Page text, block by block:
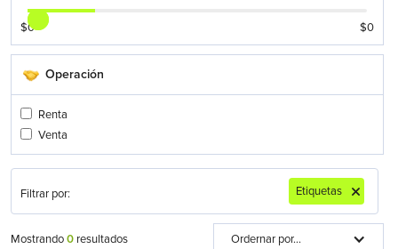
$0 $0
Operación
Renta
Venta
Filtrar por: Etiquetas
Mostrando0 resultados Ordernar por...